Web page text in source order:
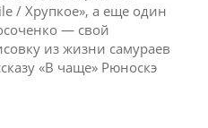
/ Хрупкое», а еще один
— свой
из жизни самураев
«В чаще» Рюноскэ